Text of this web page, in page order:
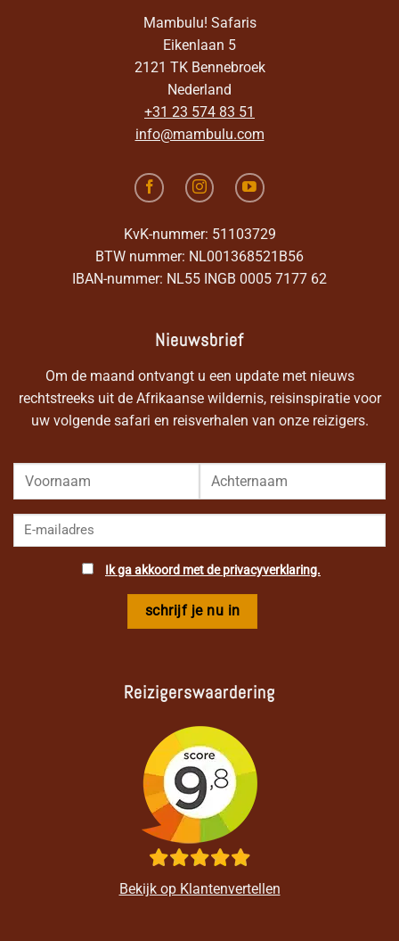
Mambulu! Safaris
Eikenlaan 5
2121 TK Bennebroek
Nederland
+31 23 574 83 51
info@mambulu.com
KvK-nummer: 51103729
BTW nummer: NL001368521B56
IBAN-nummer: NL55 INGB 0005 7177 62
Nieuwsbrief
Om de maand ontvangt u een update met nieuws
rechtstreeks uit de Afrikaanse wildernis, reisinspiratie voor
uw volgende safari en reisverhalen van onze reizigers.
Ik ga akkoord met de privacyverklaring.
Reizigerswaardering
Bekijk op Klantenvertellen